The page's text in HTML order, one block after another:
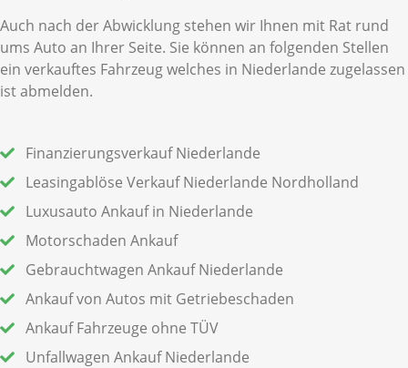
Auch nach der Abwicklung stehen wir Ihnen mit Rat rund
ums Auto an Ihrer Seite. Sie können an folgenden Stellen
ein verkauftes Fahrzeug welches in Niederlande zugelassen
ist abmelden.
Finanzierungsverkauf Niederlande
Leasingablöse Verkauf Niederlande Nordholland
Luxusauto Ankauf in Niederlande
Motorschaden Ankauf
Gebrauchtwagen Ankauf Niederlande
Ankauf von Autos mit Getriebeschaden
Ankauf Fahrzeuge ohne TÜV
Unfallwagen Ankauf Niederlande